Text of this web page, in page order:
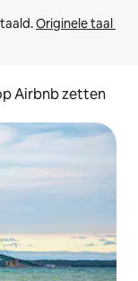
Originele taal
Airbnb zetten